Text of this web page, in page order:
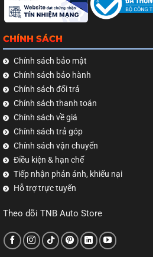
CHÍNH SÁCH
Chính sách bảo mật
Chính sách bảo hành
Chính sách đổi trả
Chính sách thanh toán
Chính sách về giá
Chính sách trả góp
Chính sách vận chuyển
Điều kiện & hạn chế
Tiếp nhận phản ánh, khiếu nại
Hỗ trợ trực tuyến
Theo dõi TNB Auto Store